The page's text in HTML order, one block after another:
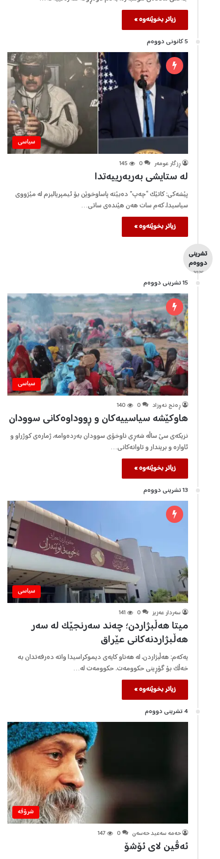
زیاتر بخوێنەوە »
5 كانونی دووه‌م
سیاسی
ڕزگار عومەر 0
145
لە ستایشی بەربەرییەتدا
پێشەکی: کاتێک “چەپ” دەبێتە پاساوخوێن بۆ ئیمپریالیزم لە مێژووی
سیاسیدا، کەم سات هەن هێندەی ساتی…
زیاتر بخوێنەوە »
تشرینی
دووەم
- 2025 -
15 تشرینی دووه‌م
سیاسی
ڕه‌نج نه‌وزاد 0
140
هاوکێشە سياسييەکان و ڕووداوەکانی سوودان
نزيکەی سێ ساڵە شەڕی ناوخۆی سوودان بەردەوامە، ژمارەی کوژراو و
ئاوارە و بريندار و تاوانەکانی…
زیاتر بخوێنەوە »
13 تشرینی دووه‌م
سیاسی
سه‌ردار عه‌زیز 0
141
میتا هەڵبژاردن؛ چەند سەرنجێک لە سەر
هەڵبژاردنەکانی عێراق
یەکەم: هەڵبژاردن، لە هەناو کایەی دیموکراسیدا واتە دەرفەتدان بە
خەڵک بۆ گۆڕینی حکوومەت. حکوومەت لە…
زیاتر بخوێنەوە »
4 تشرینی دووه‌م
شرۆڤه‌
حەمە سەعید حەسەن 0
147
ئەڤین لای ئۆشۆ